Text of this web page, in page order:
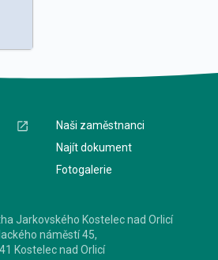
Naši zaměstnanci
Najít dokument
Fotogalerie
Jarkovského Kostelec nad Orlicí
náměstí 45,
Kostelec nad Orlicí